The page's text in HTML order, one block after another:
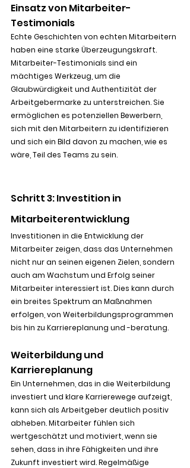
Einsatz von Mitarbeiter-
Testimonials
Echte Geschichten von echten Mitarbeitern
haben eine starke Überzeugungskraft.
Mitarbeiter-Testimonials sind ein
mächtiges Werkzeug, um die
Glaubwürdigkeit und Authentizität der
Arbeitgebermarke zu unterstreichen. Sie
ermöglichen es potenziellen Bewerbern,
sich mit den Mitarbeitern zu identifizieren
und sich ein Bild davon zu machen, wie es
wäre, Teil des Teams zu sein.
Schritt 3: Investition in
Mitarbeiterentwicklung
Investitionen in die Entwicklung der
Mitarbeiter zeigen, dass das Unternehmen
nicht nur an seinen eigenen Zielen, sondern
auch am Wachstum und Erfolg seiner
Mitarbeiter interessiert ist. Dies kann durch
ein breites Spektrum an Maßnahmen
erfolgen, von Weiterbildungsprogrammen
bis hin zu Karriereplanung und -beratung.
Weiterbildung und
Karriereplanung
Ein Unternehmen, das in die Weiterbildung
investiert und klare Karrierewege aufzeigt,
kann sich als Arbeitgeber deutlich positiv
abheben. Mitarbeiter fühlen sich
wertgeschätzt und motiviert, wenn sie
sehen, dass in ihre Fähigkeiten und ihre
Zukunft investiert wird. Regelmäßige